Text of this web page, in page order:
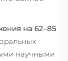
на 62–85
научными